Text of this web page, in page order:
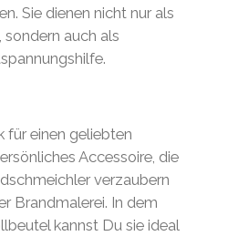
Sie dienen nicht nur als
auch als
für einen geliebten
Accessoire, die
verzaubern
Brandmalerei. In dem
kannst Du sie ideal